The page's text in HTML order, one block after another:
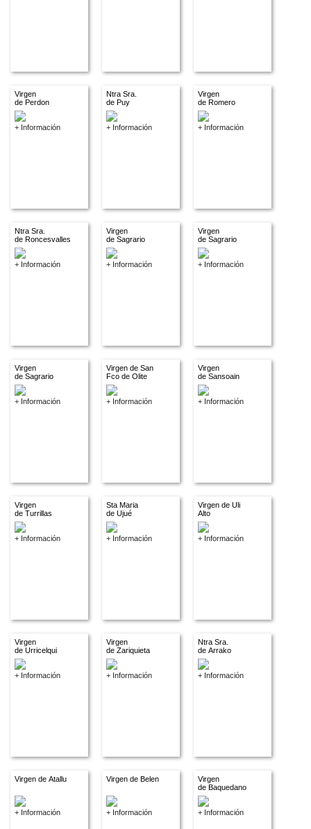
Virgen
de Perdon
+ Información
Ntra Sra.
de Puy
+ Información
Virgen
de Romero
+ Información
Ntra Sra.
de Roncesvalles
+ Información
Virgen
de Sagrario
+ Información
Virgen
de Sagrario
+ Información
Virgen
de Sagrario
+ Información
Virgen de San
Fco de Olite
+ Información
Virgen
de Sansoain
+ Información
Virgen
de Turrillas
+ Información
Sta Maria
de Ujué
+ Información
Virgen de Uli
Alto
+ Información
Virgen
de Urricelqui
+ Información
Virgen
de Zariquieta
+ Información
Ntra Sra.
de Arrako
+ Información
Virgen de Atallu
+ Información
Virgen de Belen
+ Información
Virgen
de Baquedano
+ Información